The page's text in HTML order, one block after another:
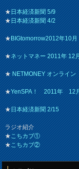
★日本経済新聞 5/9
★日本経済新聞 4/2
★BIGtomorrow2012年10月
★ネットマネー 2011年 12
★NETMONEY オンライン
★YenSPA！ 2011年 12
★日本経済新聞 2/15
ラジオ紹介
★こちカブ①
★こちカブ②